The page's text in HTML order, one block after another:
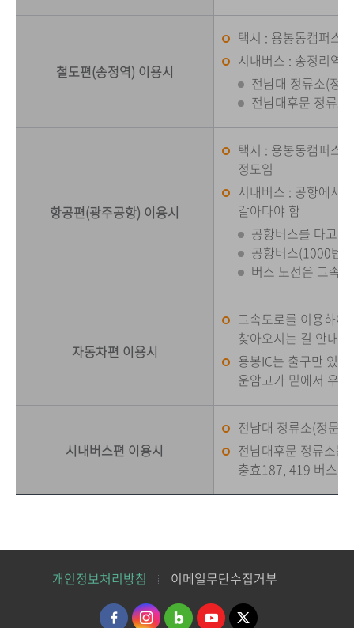
철도편(송정역) 이용시
택시 : 용봉동캠퍼스
시내버스 : 송정리역
전남대 정류소(정
전남대후문 정류
항공편(광주공항) 이용시
택시 : 용봉동캠퍼스
정도임
시내버스 : 공항에서
갈아타야 함
공항버스를 타고
공항버스(1000번)
버스 노선은 고속
자동차편 이용시
고속도로를 이용하여
찾아오시는 길 안내
용봉IC는 출구만 있
운암고가 밑에서 우
시내버스편 이용시
전남대 정류소(정문)
전남대후문 정류소
충효187, 419 버스가
개인정보처리방침 이메일무단수집거부